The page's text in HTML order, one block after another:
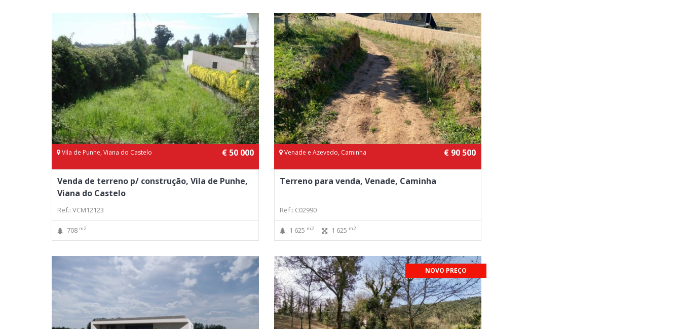
Vila de Punhe, Viana do Castelo € 50 000
Venda de terreno p/ construção, Vila de Punhe,
Viana do Castelo
Ref.: VCM12123
708 m2
Venade e Azevedo, Caminha € 90 500
Terreno para venda, Venade, Caminha
Ref.: C02990
1 625 m2 1 625 m2
NOVO PREÇO